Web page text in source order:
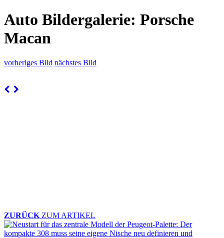
Auto Bildergalerie: Porsche
Macan
vorheriges Bild nächstes Bild
ZURÜCK ZUM ARTIKEL